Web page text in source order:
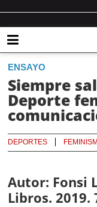
ENSAYO
Siempre
Deporte
DEPORTES
Autor: Fonsi
Libros. 2019.